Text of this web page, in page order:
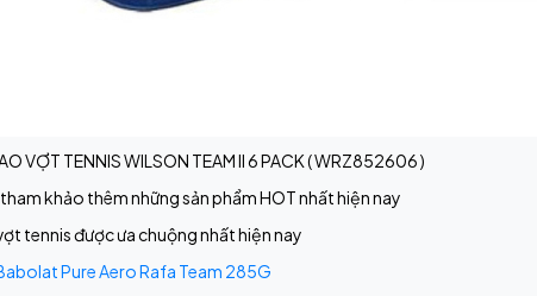
VỢT TENNIS WILSON TEAM II 6 PACK ( WRZ852606 )
khảo thêm những sản phẩm HOT nhất hiện nay
tennis được ưa chuộng nhất hiện nay
Pure Aero Rafa Team 285G